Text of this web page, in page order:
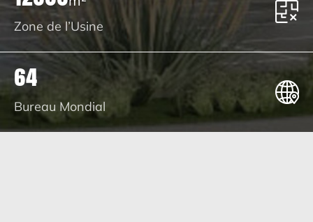
Zone de l’Usine
64
Bureau Mondial